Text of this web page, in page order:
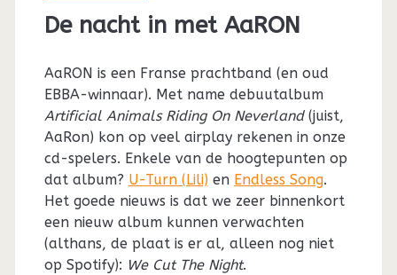
De nacht in met AaRON
AaRON is een Franse prachtband (en oud
EBBA-winnaar). Met name debuutalbum
Artificial Animals Riding On Neverland(juist,
AaRon) kon op veel airplay rekenen in onze
cd-spelers. Enkele van de hoogtepunten op
dat album? U-Turn (Lili)en Endless Song.
Het goede nieuws is dat we zeer binnenkort
een nieuw album kunnen verwachten
(althans, de plaat is er al, alleen nog niet
op Spotify): We Cut The Night.